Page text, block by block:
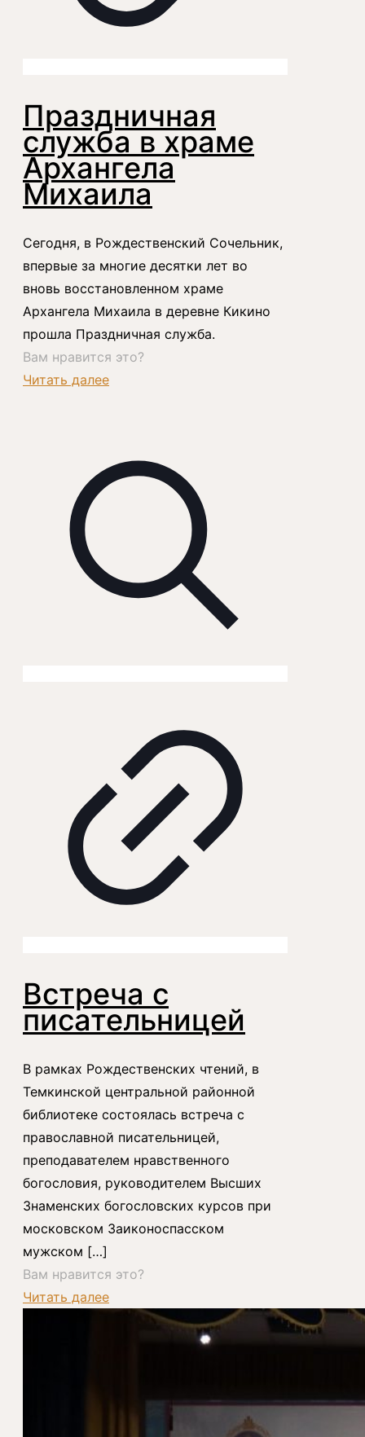
Праздничная
служба в храме
Архангела
Михаила
Сегодня, в Рождественский Сочельник,
впервые за многие десятки лет во
вновь восстановленном храме
Архангела Михаила в деревне Кикино
прошла Праздничная служба.
Вам нравится это?
Читать далее
Встреча с
писательницей
В рамках Рождественских чтений, в
Темкинской центральной районной
библиотеке состоялась встреча с
православной писательницей,
преподавателем нравственного
богословия, руководителем Высших
Знаменских богословских курсов при
московском Заиконоспасском
мужском […]
Вам нравится это?
Читать далее